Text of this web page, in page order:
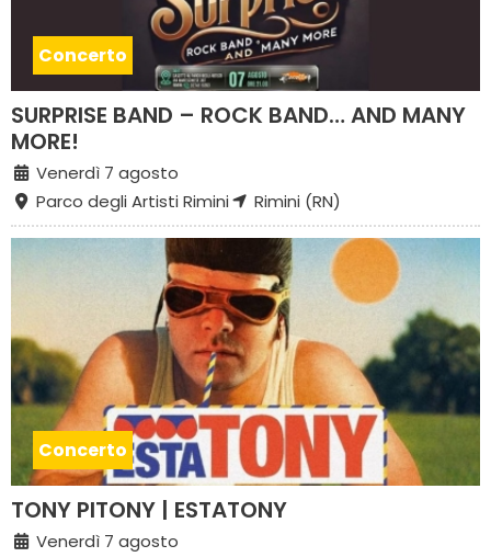
Concerto
SURPRISE BAND – ROCK BAND… AND MANY
MORE!
Venerdì 7 agosto
Parco degli Artisti Rimini
Rimini (RN)
Concerto
TONY PITONY | ESTATONY
Venerdì 7 agosto